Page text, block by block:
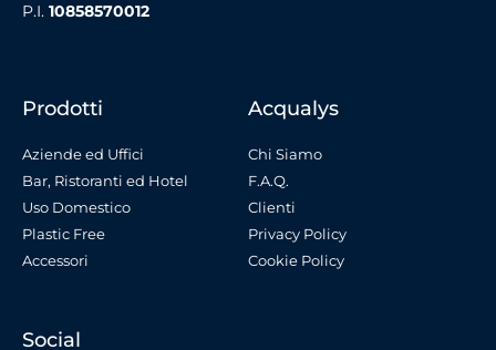
P.I. 10858570012
Prodotti
Aziende ed Uffici
Bar, Ristoranti ed Hotel
Uso Domestico
Plastic Free
Accessori
Acqualys
Chi Siamo
F.A.Q.
Clienti
Privacy Policy
Cookie Policy
Social